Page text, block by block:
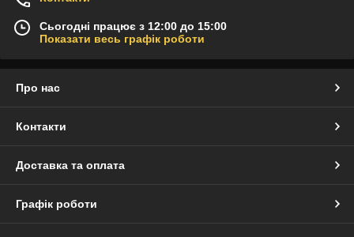
Сьогодні працює з 12:00 до 15:00
Показати весь графік роботи
Про нас
Контакти
Доставка та оплата
Графік роботи